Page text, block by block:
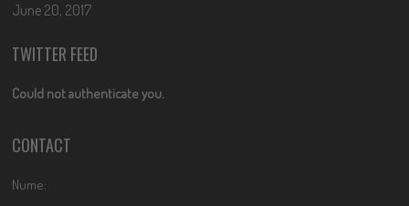
June 20, 2017
TWITTER FEED
Could not authenticate you.
CONTACT
Nume: